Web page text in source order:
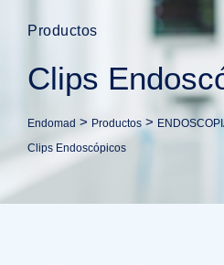
Productos
Clips
Endomad > Productos >
Clips Endoscópicos